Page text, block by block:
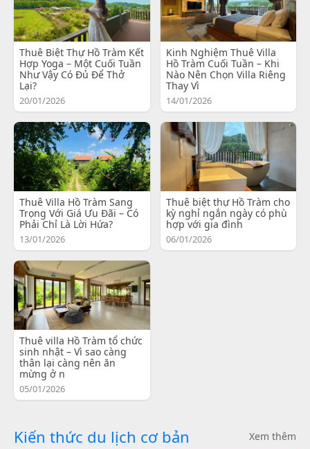
Thuê Biệt Thự Hồ Tràm Kết
Hợp Yoga – Một Cuối Tuần
Như Vậy Có Đủ Để Thở
Lại?
20/01/2026
Kinh Nghiệm Thuê Villa
Hồ Tràm Cuối Tuần – Khi
Nào Nên Chọn Villa Riêng
Thay Vì
14/01/2026
Thuê Villa Hồ Tràm Sang
Trọng Với Giá Ưu Đãi – Có
Phải Chỉ Là Lời Hứa?
13/01/2026
Thuê biệt thự Hồ Tràm cho
kỳ nghỉ ngắn ngày có phù
hợp với gia đình
06/01/2026
Thuê villa Hồ Tràm tổ chức
sinh nhật – Vì sao càng
thân lại càng nên ăn
mừng ở n
05/01/2026
Kiến thức du lịch cơ bản Xem thêm